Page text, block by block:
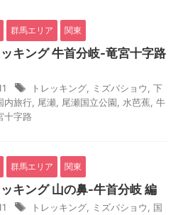
群馬エリア 関東
キング 牛首分岐-竜宮十字路
トレッキング ミズバショウ
下
内旅行 尾瀬 尾瀬国立公園 水芭蕉 牛
十字路
群馬エリア 関東
キング 山の鼻-牛首分岐 編
トレッキング ミズバショウ
国